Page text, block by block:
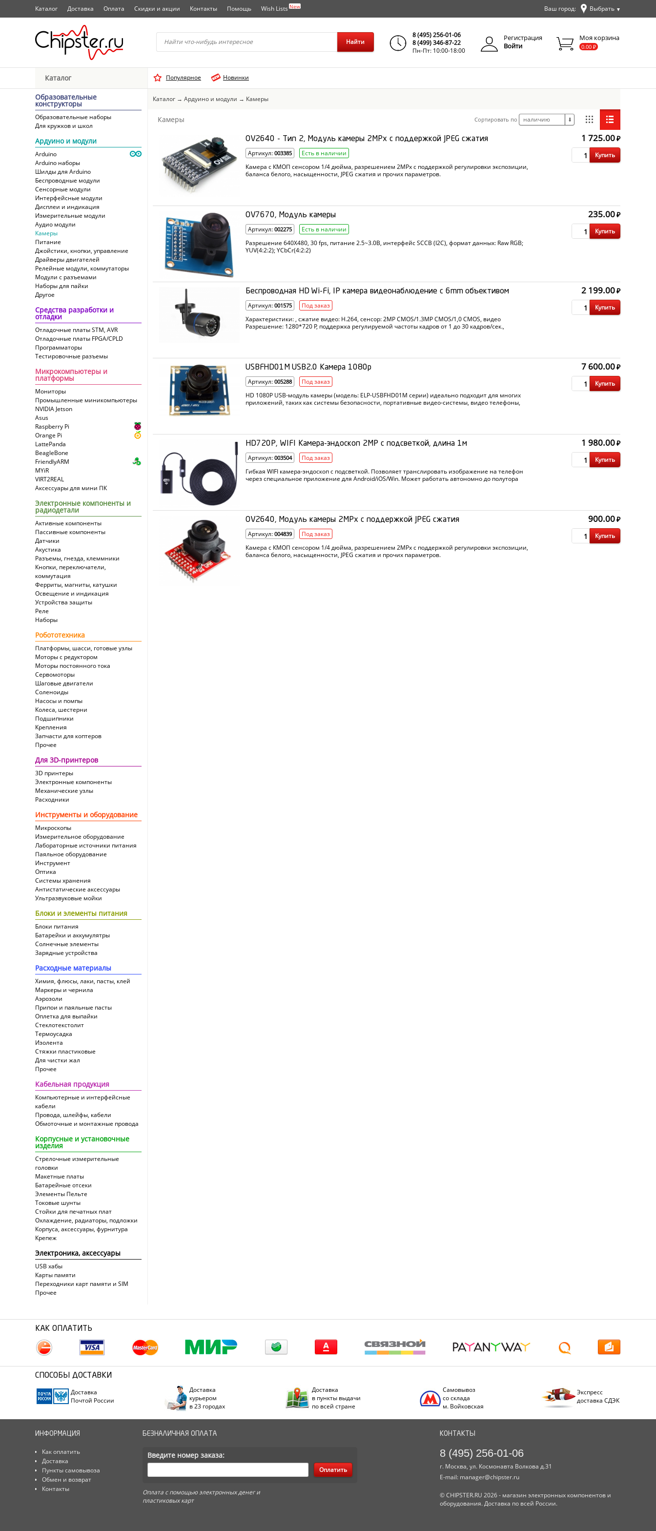
Начните водить название города..
Каталог Доставка Оплата Скидки и акции Контакты Помощь Wish Lists New Ваш город: Выбрать ▼
Найти
8 (495) 256-01-06
8 (499) 346-87-22
Пн-Пт: 10:00-18:00
Регистрация
Войти
Моя корзина
0.00 ₽
Каталог Популярное Новинки
Образовательные
конструкторы
Образовательные наборы
Для кружков и школ
Ардуино и модули
Arduino
Arduino наборы
Шилды для Arduino
Беспроводные модули
Сенсорные модули
Интерфейсные модули
Дисплеи и индикация
Измерительные модули
Аудио модули
Камеры
Питание
Джойстики, кнопки, управление
Драйверы двигателей
Релейные модули, коммутаторы
Модули с разъемами
Наборы для пайки
Другое
Средства разработки и
отладки
Отладочные платы STM, AVR
Отладочные платы FPGA/CPLD
Программаторы
Тестировочные разъемы
Микрокомпьютеры и
платформы
Мониторы
Промышленные миникомпьютеры
NVIDIA Jetson
Asus
Raspberry Pi
Orange Pi
LattePanda
BeagleBone
FriendlyARM
MYiR
VIRT2REAL
Аксессуары для мини ПК
Электронные компоненты и
радиодетали
Активные компоненты
Пассивные компоненты
Датчики
Акустика
Разъемы, гнезда, клеммники
Кнопки, переключатели,
коммутация
Ферриты, магниты, катушки
Освещение и индикация
Устройства защиты
Реле
Наборы
Робототехника
Платформы, шасси, готовые узлы
Моторы с редуктором
Моторы постоянного тока
Сервомоторы
Шаговые двигатели
Соленоиды
Насосы и помпы
Колеса, шестерни
Подшипники
Крепления
Запчасти для коптеров
Прочее
Для 3D-принтеров
3D принтеры
Электронные компоненты
Механические узлы
Расходники
Инструменты и оборудование
Микроскопы
Измерительное оборудование
Лабораторные источники питания
Паяльное оборудование
Инструмент
Оптика
Системы хранения
Антистатические аксессуары
Ультразвуковые мойки
Блоки и элементы питания
Блоки питания
Батарейки и аккумулятры
Солнечные элементы
Зарядные устройства
Расходные материалы
Химия, флюсы, лаки, пасты, клей
Маркеры и чернила
Аэрозоли
Припои и паяльные пасты
Оплетка для выпайки
Cтеклотекстолит
Термоусадка
Изолента
Стяжки пластиковые
Для чистки жал
Прочее
Кабельная продукция
Компьютерные и интерфейсные
кабели
Провода, шлейфы, кабели
Обмоточные и монтажные провода
Корпусные и установочные
изделия
Стрелочные измерительные
головки
Макетные платы
Батарейные отсеки
Элементы Пельте
Токовые шунты
Стойки для печатных плат
Охлаждение, радиаторы, подложки
Корпуса, аксессуары, фурнитура
Крепеж
Электроника, аксессуары
USB хабы
Карты памяти
Переходники карт памяти и SIM
Прочее
Каталог → Ардуино и модули → Камеры
Камеры Сортировать по наличию ⬇
OV2640 - Тип 2, Модуль камеры 2MPx с поддержкой JPEG сжатия
Артикул: 003385
Есть в наличии
Камера с КМОП сенсором 1/4 дюйма, разрешением 2MPx с поддержкой регулировки экспозиции,
баланса белого, насыщенности, JPEG сжатия и прочих параметров.
1 725.00₽
Купить
OV7670, Модуль камеры
Артикул: 002275
Есть в наличии
Разрешение 640X480, 30 fps, питание 2.5~3.0В, интерфейс SCCB (I2C), формат данных: Raw RGB;
YUV(4:2:2); YCbCr(4:2:2)
235.00₽
Купить
Беспроводная HD Wi-Fi, IP камера видеонаблюдение c 6mm объективом
Артикул: 001575
Под заказ
Характеристики: , сжатие видео: H.264, сенсор: 2MP CMOS/1.3MP CMOS/1,0 CMOS, видео
Разрешение: 1280*720 P, поддержка регулируемой частоты кадров от 1 до 30 кадров/сек.,
2 199.00₽
Купить
USBFHD01M USB2.0 Камера 1080p
Артикул: 005288
Под заказ
HD 1080P USB-модуль камеры (модель: ELP-USBFHD01M серии) идеально подходит для многих
приложений, таких как системы безопасности, портативные видео-системы, видео телефоны,
7 600.00₽
Купить
HD720P, WIFI Камера-эндоскоп 2MP с подсветкой, длина 1м
Артикул: 003504
Под заказ
Гибкая WIFI камера-эндоскоп с подсветкой. Позволяет транслировать изображение на телефон
через специальное приложение для Android/iOS/Win. Может работать автономно до полутора
1 980.00₽
Купить
OV2640, Модуль камеры 2MPx с поддержкой JPEG сжатия
Артикул: 004839
Под заказ
Камера с КМОП сенсором 1/4 дюйма, разрешением 2MPx с поддержкой регулировки экспозиции,
баланса белого, насыщенности, JPEG сжатия и прочих параметров.
900.00₽
Купить
КАК ОПЛАТИТЬ
СПОСОБЫ ДОСТАВКИ
Доставка
Почтой России
Доставка
курьером
в 23 городах
Доставка
в пункты выдачи
по всей стране
Самовывоз
со склада
м. Войковская
Экспресс
доставка СДЭК
ИНФОРМАЦИЯ
Как оплатить
Доставка
Пункты самовывоза
Обмен и возврат
Контакты
БЕЗНАЛИЧНАЯ ОПЛАТА
Введите номер заказа:
Оплатить
Оплата с помощью электронных денег и
пластиковых карт
КОНТАКТЫ
8 (495) 256-01-06
г. Москва, ул. Космонавта Волкова д.31
E-mail: manager@chipster.ru
© CHIPSTER.RU 2026 - магазин электронных компонентов и
оборудования. Доставка по всей России.